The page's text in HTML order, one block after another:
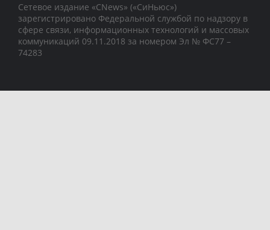
Сетевое издание «CNews» («СиНьюс»)
зарегистрировано Федеральной службой по надзору в
сфере связи, информационных технологий и массовых
коммуникаций 09.11.2018 за номером Эл № ФС77 –
74283